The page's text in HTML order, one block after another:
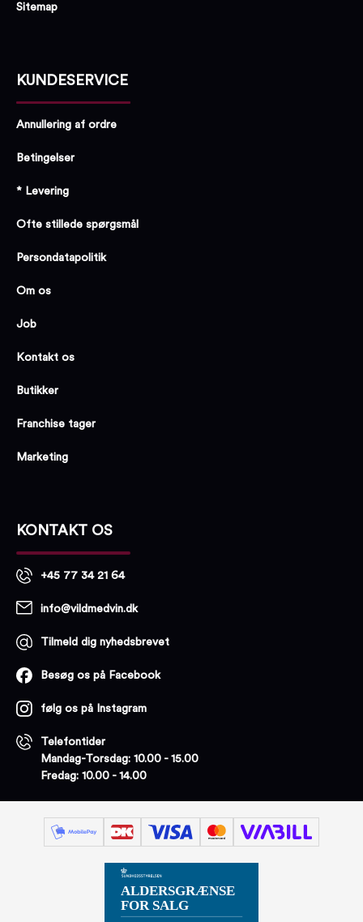
Sitemap
KUNDESERVICE
Annullering af ordre
Betingelser
* Levering
Ofte stillede spørgsmål
Persondatapolitik
Om os
Job
Kontakt os
Butikker
Franchise tager
Marketing
KONTAKT OS
+45 77 34 21 64
info@vildmedvin.dk
Tilmeld dig nyhedsbrevet
Besøg os på Facebook
følg os på Instagram
Telefontider
Mandag-Torsdag: 10.00 - 15.00
Fredag: 10.00 - 14.00